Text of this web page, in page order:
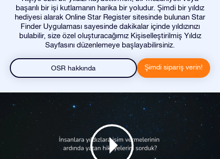
başarılı bir işi kutlamanın harika bir yoludur. Şimdi bir yıldız
hediyesi alarak Online Star Register sitesinde bulunan Star
Finder Uygulaması sayesinde dakikalar içinde yıldızınızı
bulabilir, size özel oluşturacağımız Kişiselleştirilmiş Yıldız
Sayfasını düzenlemeye başlayabilirsiniz.
OSR hakkında Şimdi sipariş verin!